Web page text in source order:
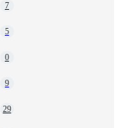
7
5
0
9
29